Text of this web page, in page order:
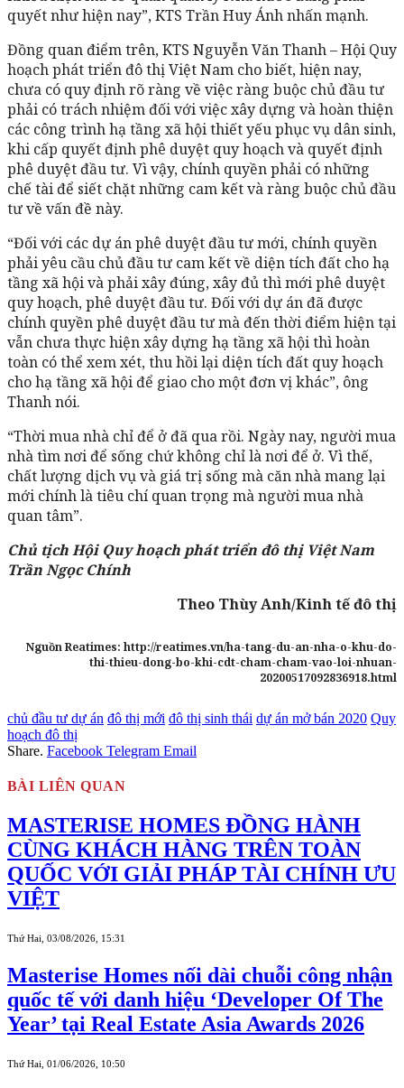
quyết như hiện nay”, KTS Trần Huy Ánh nhấn mạnh.
Đồng quan điểm trên, KTS Nguyễn Văn Thanh – Hội Quy
hoạch phát triển đô thị Việt Nam cho biết, hiện nay,
chưa có quy định rõ ràng về việc ràng buộc chủ đầu tư
phải có trách nhiệm đối với việc xây dựng và hoàn thiện
các công trình hạ tầng xã hội thiết yếu phục vụ dân sinh,
khi cấp quyết định phê duyệt quy hoạch và quyết định
phê duyệt đầu tư. Vì vậy, chính quyền phải có những
chế tài để siết chặt những cam kết và ràng buộc chủ đầu
tư về vấn đề này.
“Đối với các dự án phê duyệt đầu tư mới, chính quyền
phải yêu cầu chủ đầu tư cam kết về diện tích đất cho hạ
tầng xã hội và phải xây đúng, xây đủ thì mới phê duyệt
quy hoạch, phê duyệt đầu tư. Đối với dự án đã được
chính quyền phê duyệt đầu tư mà đến thời điểm hiện tại
vẫn chưa thực hiện xây dựng hạ tầng xã hội thì hoàn
toàn có thể xem xét, thu hồi lại diện tích đất quy hoạch
cho hạ tầng xã hội để giao cho một đơn vị khác”, ông
Thanh nói.
“Thời mua nhà chỉ để ở đã qua rồi. Ngày nay, người mua
nhà tìm nơi để sống chứ không chỉ là nơi để ở. Vì thế,
chất lượng dịch vụ và giá trị sống mà căn nhà mang lại
mới chính là tiêu chí quan trọng mà người mua nhà
quan tâm”.
Chủ tịch Hội Quy hoạch phát triển đô thị Việt Nam
Trần Ngọc Chính
Theo Thùy Anh/Kinh tế đô thị
Nguồn Reatimes: http://reatimes.vn/ha-tang-du-an-nha-o-khu-do-
thi-thieu-dong-bo-khi-cdt-cham-cham-vao-loi-nhuan-
20200517092836918.html
chủ đầu tư dự án đô thị mới đô thị sinh thái dự án mở bán 2020 Quy
hoạch đô thị
Share. Facebook Telegram Email
BÀI LIÊN QUAN
MASTERISE HOMES ĐỒNG HÀNH
CÙNG KHÁCH HÀNG TRÊN TOÀN
QUỐC VỚI GIẢI PHÁP TÀI CHÍNH ƯU
VIỆT
Thứ Hai, 03/08/2026, 15:31
Masterise Homes nối dài chuỗi công nhận
quốc tế với danh hiệu ‘Developer Of The
Year’ tại Real Estate Asia Awards 2026
Thứ Hai, 01/06/2026, 10:50